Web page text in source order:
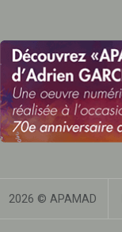
2026 © APAMAD